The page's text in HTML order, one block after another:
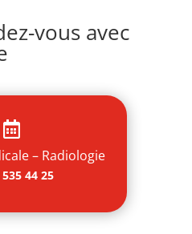
vous avec

– Radiologie
44 25